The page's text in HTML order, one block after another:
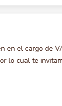
el cargo de
lo cual te